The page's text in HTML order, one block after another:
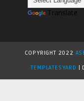
Translate
COPYRIGHT 2022
TEMPLATESYARD
|